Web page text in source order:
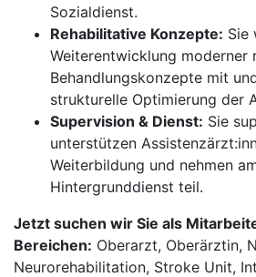
Sozialdienst.
Rehabilitative Konzepte: Sie
Weiterentwicklung moderner
Behandlungskonzepte mit
strukturelle Optimierung der
Supervision & Dienst: Sie
unterstützen
Weiterbildung und nehmen
Hintergrunddienst teil.
Jetzt suchen wir Sie als
Bereichen: Oberarzt, Oberärztin,
Neurorehabilitation, Stroke Unit,